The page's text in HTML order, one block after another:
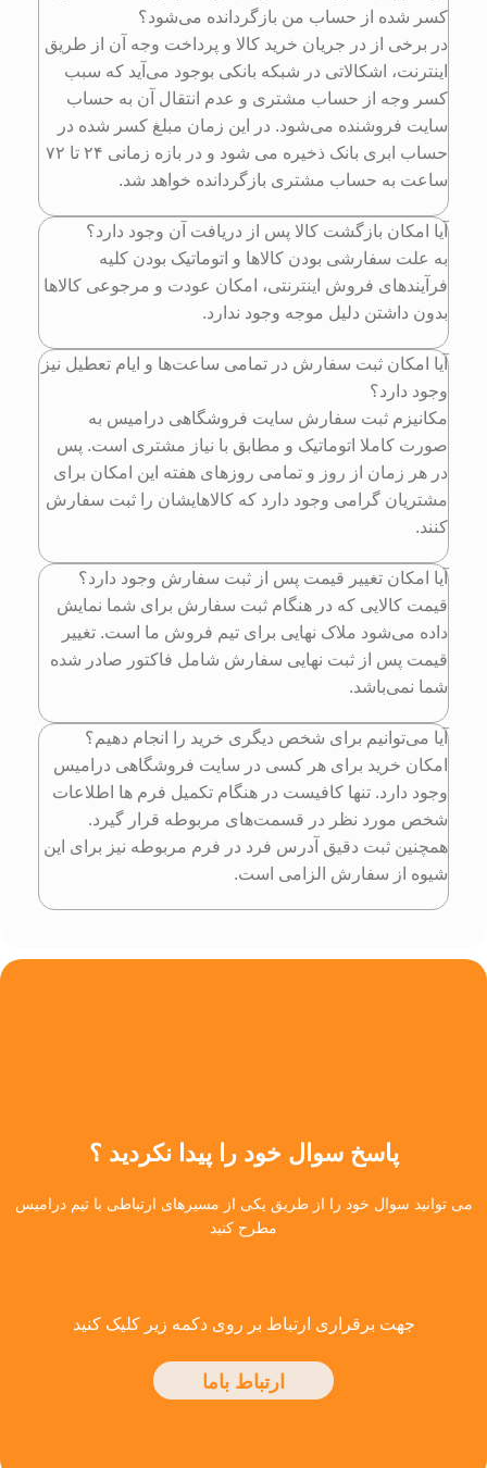
کسر شده از حساب من بازگردانده می‌شود؟
در برخی از در جریان خرید کالا و پرداخت وجه آن از طریق
اینترنت، اشکالاتی در شبکه بانکی بوجود می‌آید که سبب
کسر وجه از حساب مشتری و عدم انتقال آن به حساب
سایت فروشنده می‌شود. در این زمان مبلغ کسر شده در
حساب ابری بانک ذخیره می شود و در بازه زمانی ۲۴ تا ۷۲
ساعت به حساب مشتری بازگردانده خواهد شد.
آیا امکان بازگشت کالا پس از دریافت آن وجود دارد؟
به علت سفارشی بودن کالاها و اتوماتیک بودن کلیه
فرآیندهای فروش اینترنتی، امکان عودت و مرجوعی کالاها
بدون داشتن دلیل موجه وجود ندارد.
آیا امکان ثبت سفارش در تمامی ساعت‌ها و ایام تعطیل نیز
وجود دارد؟
مکانیزم ثبت سفارش سایت فروشگاهی درامیس به
صورت کاملا اتوماتیک و مطابق با نیاز مشتری است. پس
در هر زمان از روز و تمامی روزهای هفته این امکان برای
مشتریان گرامی وجود دارد که کالاهایشان را ثبت سفارش
کنند.
آیا امکان تغییر قیمت پس از ثبت سفارش وجود دارد؟
قیمت کالایی که در هنگام ثبت سفارش برای شما نمایش
داده می‌شود ملاک نهایی برای تیم فروش ما است. تغییر
قیمت پس از ثبت نهایی سفارش شامل فاکتور صادر شده
شما نمی‌باشد.
آیا می‌توانیم برای شخص دیگری خرید را انجام دهیم؟
امکان خرید برای هر کسی در سایت فروشگاهی درامیس
وجود دارد. تنها کافیست در هنگام تکمیل فرم ها اطلاعات
شخص مورد نظر در قسمت‌های مربوطه قرار گیرد.
همچنین ثبت دقیق آدرس فرد در فرم مربوطه نیز برای این
شیوه از سفارش الزامی است.
پاسخ سوال خود را پیدا نکردید ؟
می توانید سوال خود را از طریق یکی از مسیرهای ارتباطی با تیم درامیس
مطرح کنید
جهت برقراری ارتباط بر روی دکمه زیر کلیک کنید
ارتباط باما